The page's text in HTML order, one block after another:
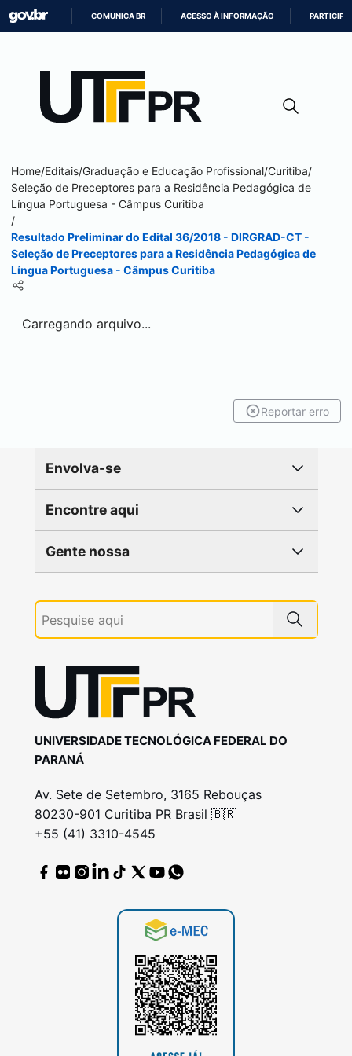
CONTEÚDO
COMUNICA BR ACESSO À INFORMAÇÃO PARTICIPE
Home/Editais/Graduação e Educação Profissional/Curitiba/
Seleção de Preceptores para a Residência Pedagógica de
Língua Portuguesa - Câmpus Curitiba
/
Resultado Preliminar do Edital 36/2018 - DIRGRAD-CT -
Seleção de Preceptores para a Residência Pedagógica de
Língua Portuguesa - CâmpusCuritiba
Carregando arquivo...
Reportar erro
Envolva-se
Encontre aqui
Gente nossa
UNIVERSIDADE TECNOLÓGICA FEDERAL DO
PARANÁ
Av. Sete de Setembro, 3165 Rebouças
80230-901 Curitiba PR Brasil 🇧🇷
+55 (41) 3310-4545